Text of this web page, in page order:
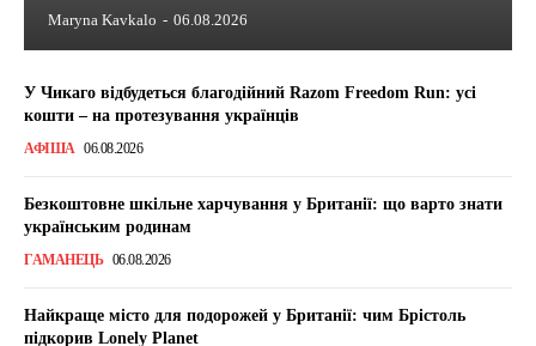
Maryna Kavkalo - 06.08.2026
У Чикаго відбудеться благодійний Razom Freedom Run: усі
кошти – на протезування українців
АФІША 06.08.2026
Безкоштовне шкільне харчування у Британії: що варто знати
українським родинам
ГАМАНЕЦЬ 06.08.2026
Найкраще місто для подорожей у Британії: чим Брістоль
підкорив Lonely Planet